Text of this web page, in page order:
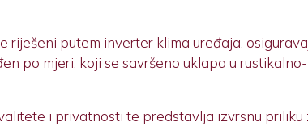
riješeni putem inverter klima uređaja,
po mjeri, koji se savršeno uklapa u
i privatnosti te predstavlja izvrsnu priliku